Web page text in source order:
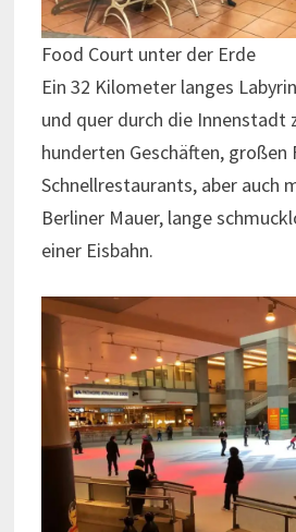
Food Court unter der Erde
Ein 32 Kilometer langes
und quer durch die Innenstadt
hunderten Geschäften,
Schnellrestaurants, aber auch
Berliner Mauer, lange
einer Eisbahn.